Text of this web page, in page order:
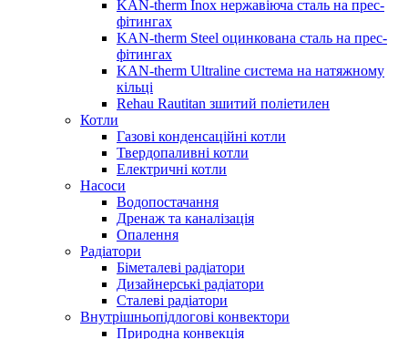
KAN-therm Inox нержавіюча сталь на прес-
фітингах
KAN-therm Steel оцинкована сталь на прес-
фітингах
KAN-therm Ultraline система на натяжному
кільці
Rehau Rautitan зшитий поліетилен
Котли
Газові конденсаційні котли
Твердопаливні котли
Електричні котли
Насоси
Водопостачання
Дренаж та каналізація
Опалення
Радіатори
Біметалеві радіатори
Дизайнерські радіатори
Сталеві радіатори
Внутрішньопідлогові конвектори
Природна конвекція